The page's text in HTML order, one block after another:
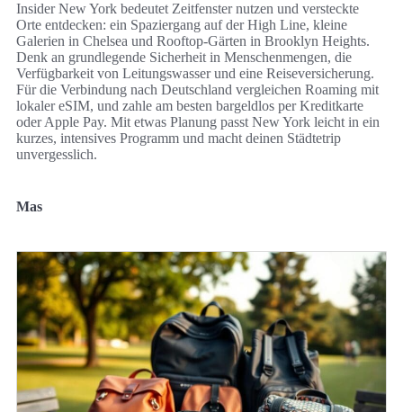
Insider New York bedeutet Zeitfenster nutzen und versteckte
Orte entdecken: ein Spaziergang auf der High Line, kleine
Galerien in Chelsea und Rooftop-Gärten in Brooklyn Heights.
Denk an grundlegende Sicherheit in Menschenmengen, die
Verfügbarkeit von Leitungswasser und eine Reiseversicherung.
Für die Verbindung nach Deutschland vergleichen Roaming mit
lokaler eSIM, und zahle am besten bargeldlos per Kreditkarte
oder Apple Pay. Mit etwas Planung passt New York leicht in ein
kurzes, intensives Programm und macht deinen Städtetrip
unvergesslich.
Mas